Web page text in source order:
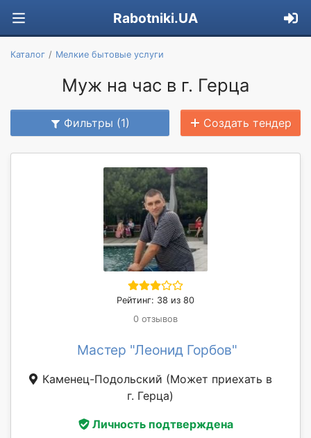
Rabotniki.UA
Каталог Мелкие бытовые услуги
Муж на час в г. Герца
Фильтры (1) Создать тендер
Рейтинг: 38 из 80
0 отзывов
Мастер "Леонид Горбов"
Каменец-Подольский (Может приехать в
г. Герца)
Личность подтверждена